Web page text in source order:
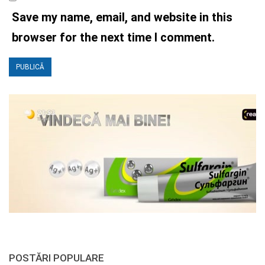
Save my name, email, and website in this
browser for the next time I comment.
POSTĂRI POPULARE